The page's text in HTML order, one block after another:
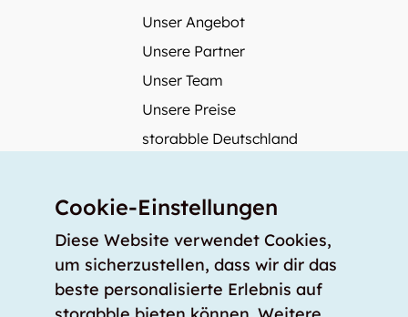
Unser Angebot
Unsere Partner
Unser Team
Unsere Preise
storabble Deutschland
Mehr über storabble
Medienbeiträge
Wie gross muss ein Lagerraum sein?
Cookie-Einstellungen
Diese Website verwendet Cookies,
um sicherzustellen, dass wir dir das
beste personalisierte Erlebnis auf